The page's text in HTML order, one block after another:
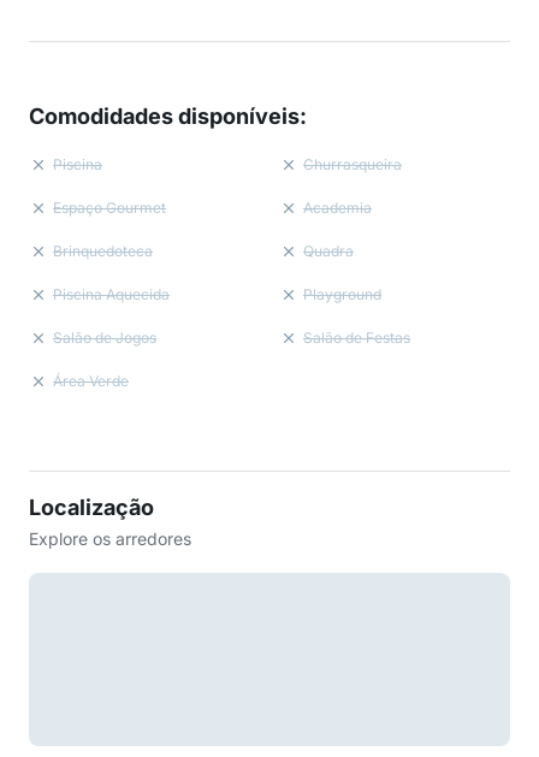
Comodidades disponíveis:
Piscina Churrasqueira
Espaço Gourmet Academia
Brinquedoteca Quadra
Piscina Aquecida Playground
Salão de Jogos Salão de Festas
Área Verde
Localização
Explore os arredores